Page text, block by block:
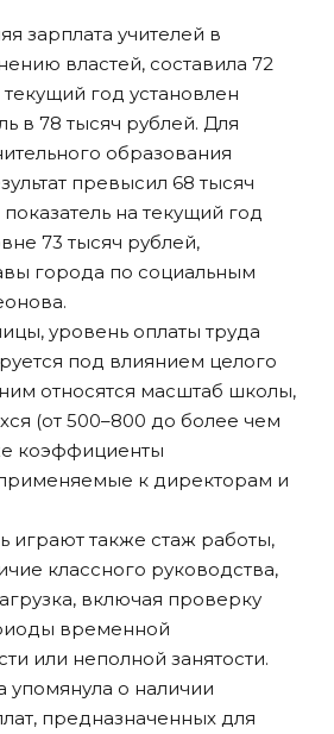
зарплата учителей в
властей, составила 72
год установлен
в 78 тысяч рублей. Для
образования
превысил 68 тысяч
на текущий год
73 тысяч рублей,
города по социальным
уровень оплаты труда
под влиянием целого
относятся масштаб школы,
(от 500–800 до более чем
коэффициенты
применяемые к директорам и
играют также стаж работы,
классного руководства,
включая проверку
временной
или неполной занятости.
о наличии
предназначенных для